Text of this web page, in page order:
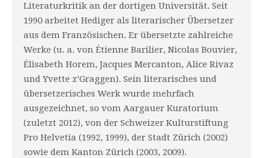
Literaturkritik an der dortigen Universität. Seit
1990 arbeitet Hediger als literarischer Übersetzer
aus dem Französischen. Er übersetzte zahlreiche
Werke (u. a. von Étienne Barilier, Nicolas Bouvier,
Élisabeth Horem, Jacques Mercanton, Alice Rivaz
und Yvette z’Graggen). Sein literarisches und
übersetzerisches Werk wurde mehrfach
ausgezeichnet, so vom Aargauer Kuratorium
(zuletzt 2012), von der Schweizer Kulturstiftung
Pro Helvetia (1992, 1999), der Stadt Zürich (2002)
sowie dem Kanton Zürich (2003, 2009).